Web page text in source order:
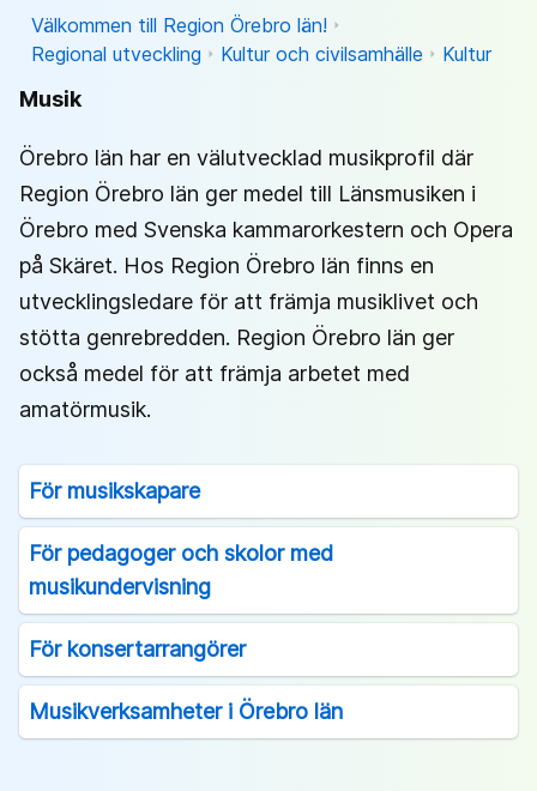
Välkommen till Region Örebro län!
Regional utveckling
Kultur och civilsamhälle Kultur
Musik
Örebro län har en välutvecklad musikprofil där
Region Örebro län ger medel till Länsmusiken i
Örebro med Svenska kammarorkestern och Opera
på Skäret. Hos Region Örebro län finns en
utvecklingsledare för att främja musiklivet och
stötta genrebredden. Region Örebro län ger
också medel för att främja arbetet med
amatörmusik.
För musikskapare
För pedagoger och skolor med
musikundervisning
För konsertarrangörer
Musikverksamheter i Örebro län